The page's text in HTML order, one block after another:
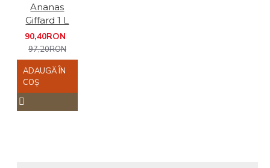
Ananas
Giffard 1 L
90,40RON
97,20RON
ADAUGĂ ÎN
COŞ